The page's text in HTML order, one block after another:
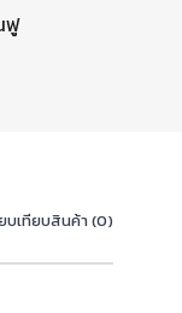
ฟู
บเทียบสินค้า (0)